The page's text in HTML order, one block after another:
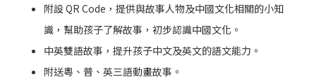
附設 QR Code，提供與故事人物及中國文化相關的小知
識，幫助孩子了解故事，初步認識中國文化。
中英雙語故事，提升孩子中文及英文的語文能力。
附送粵、普、英三語動畫故事。